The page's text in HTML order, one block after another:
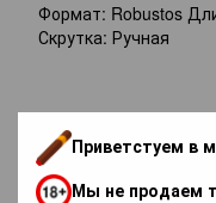
Приветстуем в
Мы не продаем
Формат: Robustos
Скрутка: Ручная
Отзывы